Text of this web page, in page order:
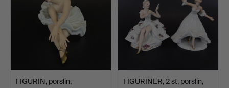
FIGURIN, porslin,
FIGURINER, 2 st, porslin,